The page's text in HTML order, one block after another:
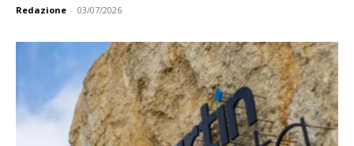
Redazione - 03/07/2026